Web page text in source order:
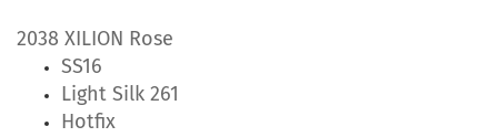
2038 XILION Rose
SS16
Light Silk 261
Hotfix